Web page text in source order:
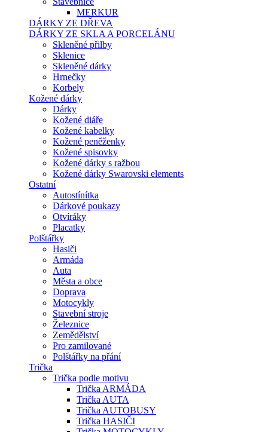
MERKUR
DÁRKY ZE DŘEVA
DÁRKY ZE SKLA A PORCELÁNU
Skleněné přilby
Sklenice
Skleněné dárky
Hrnečky
Korbely
Kožené dárky
Dárky
Kožené diáře
Kožené kabelky
Kožené peněženky
Kožené spisovky
Kožené dárky s ražbou
Kožené dárky Swarovski elements
Ostatní
Autostínítka
Dárkové poukazy
Otvíráky
Placatky
Polštářky
Hasiči
Armáda
Auta
Města a obce
Doprava
Motocykly
Stavební stroje
Železnice
Zemědělství
Pro zamilované
Polštářky na přání
Trička
Trička podle motivu
Trička ARMÁDA
Trička AUTA
Trička AUTOBUSY
Trička HASIČI